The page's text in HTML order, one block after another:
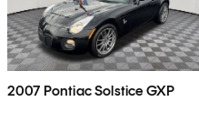
2007 Pontiac Solstice GXP